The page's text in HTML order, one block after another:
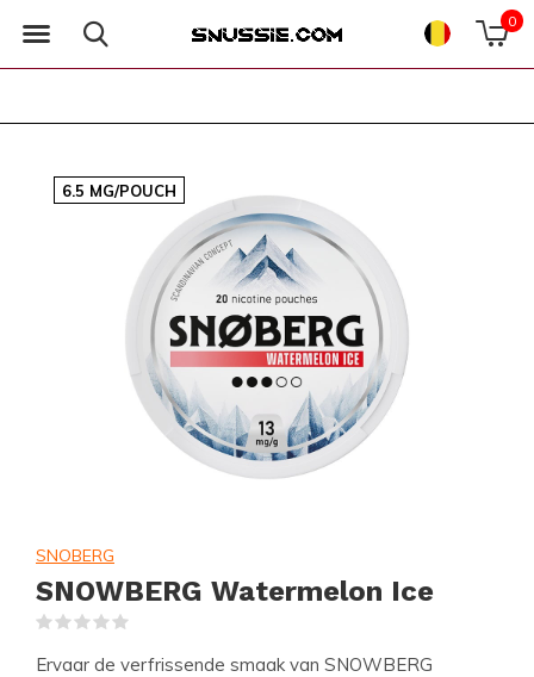
0
6.5 MG/POUCH
SNOBERG
SNOWBERG Watermelon Ice
Ervaar de verfrissende smaak van SNOWBERG